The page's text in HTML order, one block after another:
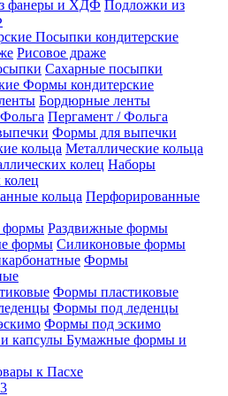
Подложки из
Посыпки кондитерские
Рисовое драже
Сахарные посыпки
Формы кондитерские
Бордюрные ленты
Пергамент / Фольга
Формы для выпечки
Металлические кольца
Наборы
колец
Перфорированные
Раздвижные формы
Силиконовые формы
Формы
Формы пластиковые
Формы под леденцы
Формы под эскимо
Бумажные формы и
к Пасхе